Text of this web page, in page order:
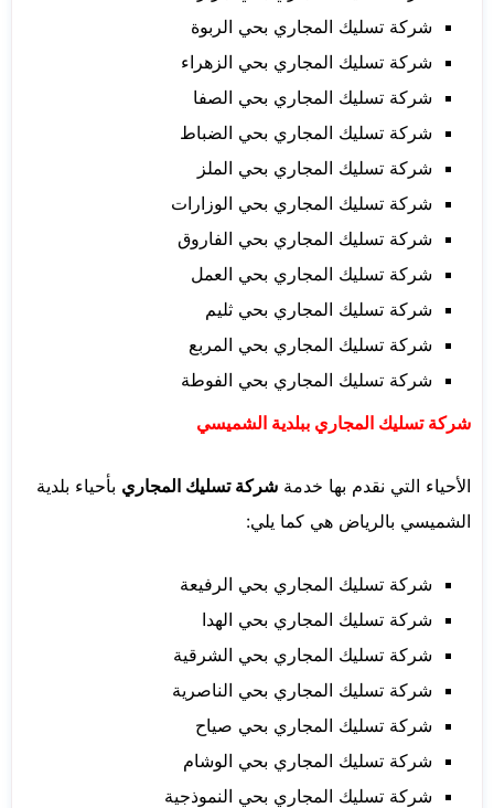
شركة تسليك المجاري بحي الربوة
شركة تسليك المجاري بحي الزهراء
شركة تسليك المجاري بحي الصفا
شركة تسليك المجاري بحي الضباط
شركة تسليك المجاري بحي الملز
شركة تسليك المجاري بحي الوزارات
شركة تسليك المجاري بحي الفاروق
شركة تسليك المجاري بحي العمل
شركة تسليك المجاري بحي ثليم
شركة تسليك المجاري بحي المربع
شركة تسليك المجاري بحي الفوطة
شركة تسليك المجاري ببلدية الشميسي
الأحياء التي نقدم بها خدمة شركة تسليك المجاري بأحياء بلدية
الشميسي بالرياض هي كما يلي:
شركة تسليك المجاري بحي الرفيعة
شركة تسليك المجاري بحي الهدا
شركة تسليك المجاري بحي الشرقية
شركة تسليك المجاري بحي الناصرية
شركة تسليك المجاري بحي صياح
شركة تسليك المجاري بحي الوشام
شركة تسليك المجاري بحي النموذجية